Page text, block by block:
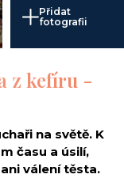
Přidat
fotografii
z kefíru -
na světě. K
času a úsilí,
válení těsta.